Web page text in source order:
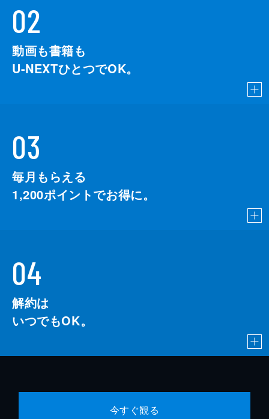
02
動画も書籍も
U-NEXTひとつでOK。
03
毎月もらえる
1,200ポイントでお得に。
04
解約は
いつでもOK。
今すぐ観る